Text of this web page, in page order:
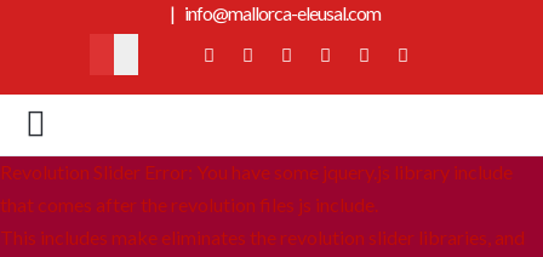
| info@mallorca-eleusal.com
Revolution Slider Error: You have some jquery.js library include
that comes after the revolution files js include.
This includes make eliminates the revolution slider libraries, and